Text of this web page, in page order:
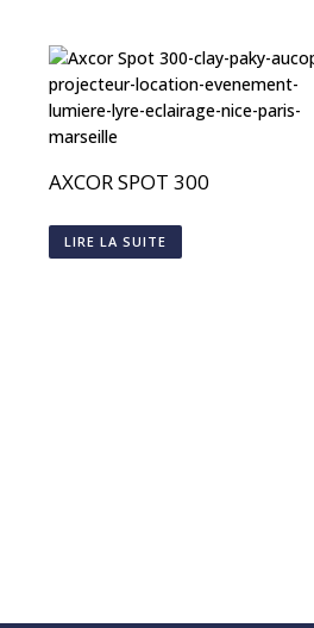
AXCOR SPOT 300
LIRE LA SUITE